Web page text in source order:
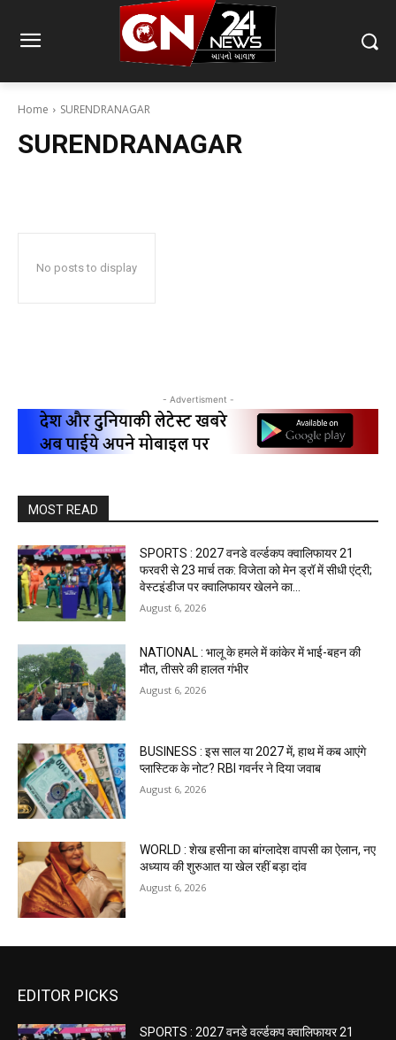
Home SURENDRANAGAR
SURENDRANAGAR
No posts to display
- Advertisment -
MOST READ
SPORTS : 2027 वनडे वर्ल्डकप क्वालिफायर 21
फरवरी से 23 मार्च तक: विजेता को मेन ड्रॉ में सीधी एंट्री;
वेस्टइंडीज पर क्वालिफायर खेलने का...
August 6, 2026
NATIONAL : भालू के हमले में कांकेर में भाई-बहन की
मौत, तीसरे की हालत गंभीर
August 6, 2026
BUSINESS : इस साल या 2027 में, हाथ में कब आएंगे
प्लास्टिक के नोट? RBI गवर्नर ने दिया जवाब
August 6, 2026
WORLD : शेख हसीना का बांग्लादेश वापसी का ऐलान, नए
अध्याय की शुरुआत या खेल रहीं बड़ा दांव
August 6, 2026
EDITOR PICKS
SPORTS : 2027 वनडे वर्ल्डकप क्वालिफायर 21